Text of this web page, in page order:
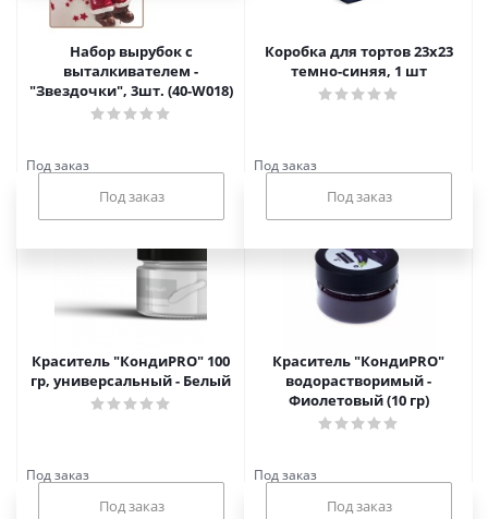
Набор вырубок с
выталкивателем -
"Звездочки", 3шт. (40-W018)
Под заказ
Коробка для тортов 23х23
темно-синяя, 1 шт
Под заказ
Краситель "КондиPRO" 100
гр, универсальный - Белый
Под заказ
Краситель "КондиPRO"
водорастворимый -
Фиолетовый (10 гр)
Под заказ